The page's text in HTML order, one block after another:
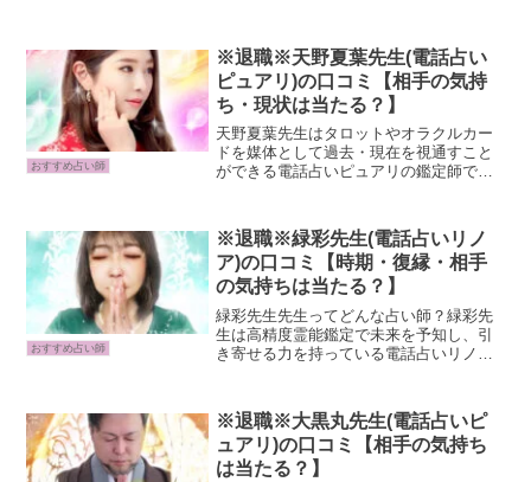
になるよう働きかけてくださいます。ご
自身ではどうにもできない...
おすすめ占い師
※退職※天野夏葉先生(電話占い
ピュアリ)の口コミ【相手の気持
ち・現状は当たる？】
天野夏葉先生はタロットやオラクルカー
ドを媒体として過去・現在を視通すこと
ができる電話占いピュアリの鑑定師で
様への恋愛相談です。鋭い読み解き術と
的確なアドバイスから望む未...
おすすめ占い師
※退職※緑彩先生(電話占いリノ
ア)の口コミ【時期・復縁・相手
の気持ちは当たる？】
緑彩先生先生ってどんな占い師？緑彩先
生は高精度霊能鑑定で未来を予知し、引
き寄せる力を持っている電話占いリノア
自然のエネルギーも感じ取ります。鑑定
では未来を具体的に伝え、...
※退職※大黒丸先生(電話占いピ
ュアリ)の口コミ【相手の気持ち
は当たる？】